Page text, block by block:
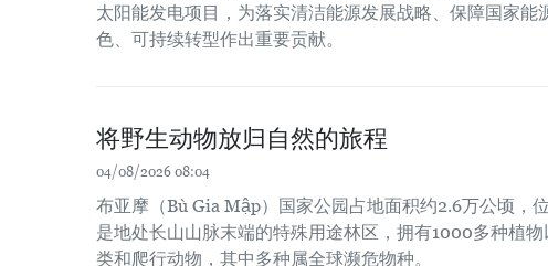
太阳能发电项目，为落实清洁能源发展战略、保障国家能
色、可持续转型作出重要贡献。
将野生动物放归自然的旅程
04/08/2026 08:04
布亚摩（Bù Gia Mập）国家公园占地面积约2.6万公顷，
是地处长山山脉末端的特殊用途林区，拥有1000多种植
类和爬行动物，其中多种属全球濒危物种。